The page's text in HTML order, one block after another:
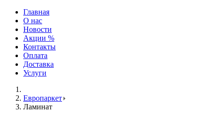
Главная
О нас
Новости
Акции %
Контакты
Оплата
Доставка
Услуги
Европаркет
Ламинат